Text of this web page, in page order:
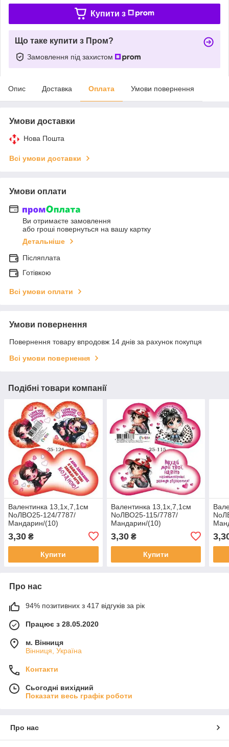
Купити з
Що таке купити з Пром?
Замовлення під захистом
Опис Доставка Оплата Умови повернення
Умови доставки
Нова Пошта
Всі умови доставки
Умови оплати
Ви отримаєте замовлення
або гроші повернуться на вашу картку
Детальніше
Післяплата
Готівкою
Всі умови оплати
Умови повернення
Повернення товару впродовж 14 днів за рахунок покупця
Всі умови повернення
Подібні товари компанії
Валентинка 13,1х,7,1см
NoЛВО25-124/7787/
Мандарин/(10)
3,30 ₴
Купити
Валентинка 13,1х,7,1см
NoЛВО25-115/7787/
Мандарин/(10)
3,30₴
Купити
Про нас
94% позитивних з 417 відгуків за рік
Працює з 28.05.2020
м. Вінниця
Вінниця, Україна
Контакти
Сьогодні вихідний
Показати весь графік роботи
Про нас